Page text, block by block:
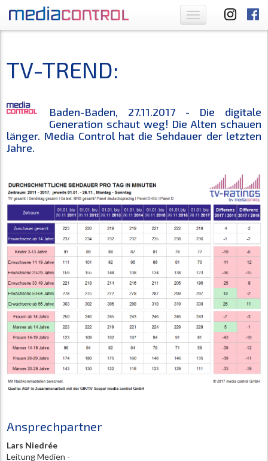
Toggle
navigation
TV-TREND:
Baden-Baden, 27.11.2017 - Die digitale
Generation schaut weg! Die Alten schauen
länger. Media Control hat die Sehdauer der letzten
Jahre.
Ansprechpartner
Lars Niedrée
Leitung Medien -